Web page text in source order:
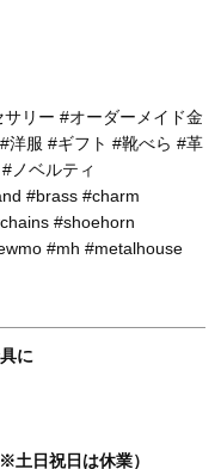
リー #オーダーメイド金
洋服 #ギフト #靴べら #革
ノベルティ
#brass #charm
#shoehorn
#mh #metalhouse
に
土日祝日は休業）